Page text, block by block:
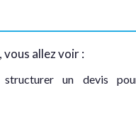
vous allez voir :
structurer un devis